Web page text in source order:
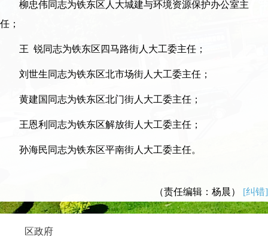
柳忠伟同志为铁东区人大城建与环境资源保护办公室主
任；
王 锐同志为铁东区四马路街人大工委主任；
刘世生同志为铁东区北市场街人大工委主任；
黄建国同志为铁东区北门街人大工委主任；
王恩利同志为铁东区解放街人大工委主任；
孙海民同志为铁东区平南街人大工委主任。
（责任编辑：杨晨） [纠错]
区政府